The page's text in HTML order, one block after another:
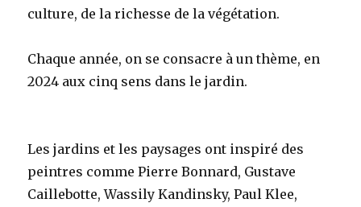
culture, de la richesse de la végétation.
Chaque année, on se consacre à un thème, en
2024 aux cinq sens dans le jardin.
Les jardins et les paysages ont inspiré des
peintres comme Pierre Bonnard, Gustave
Caillebotte, Wassily Kandinsky, Paul Klee,